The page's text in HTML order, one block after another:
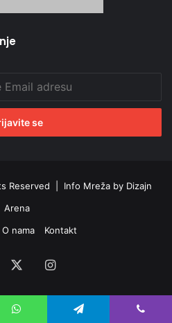
Reserved | Info Mreža by Dizajn
Arena
O nama Kontakt
Instagram